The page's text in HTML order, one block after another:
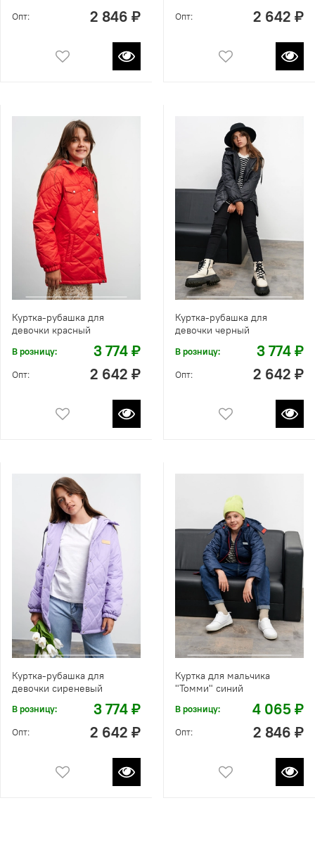
Опт: 2 846 ₽ Опт: 2 642 ₽
Куртка-рубашка для
девочки красный
В розницу: 3 774 ₽
Опт: 2 642 ₽
Куртка-рубашка для
девочки черный
В розницу: 3 774 ₽
Опт: 2 642 ₽
Куртка-рубашка для
девочки сиреневый
В розницу: 3 774 ₽
Опт: 2 642 ₽
Куртка для мальчика
"Томми" синий
В розницу: 4 065 ₽
Опт: 2 846 ₽